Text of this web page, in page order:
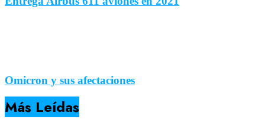
Omicron y sus afectaciones
Más Leídas